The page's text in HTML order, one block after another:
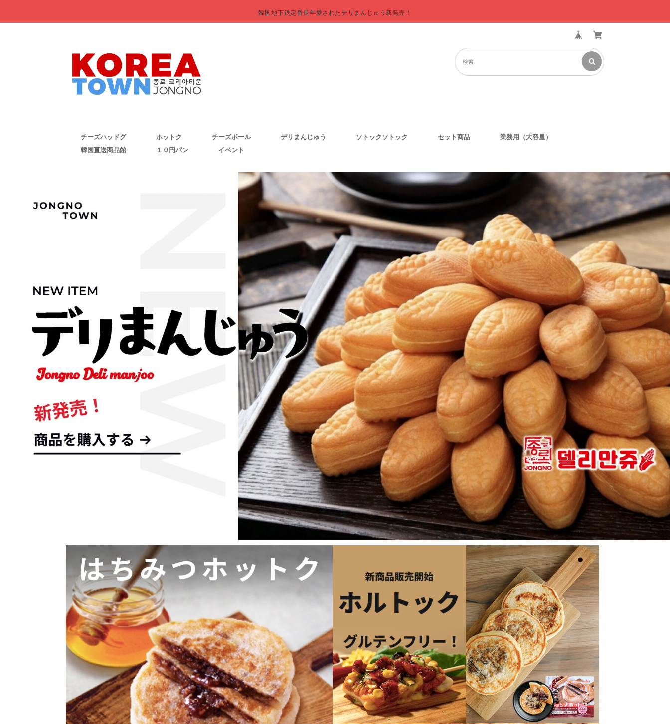
韓国地下鉄定番長年愛されたデリまんじゅう新発売！
チーズハッドグ ホットク チーズボール デリまんじゅう ソトックソトック セット商品
業務用（大容量）
韓国直送商品館
１０円パン イベント